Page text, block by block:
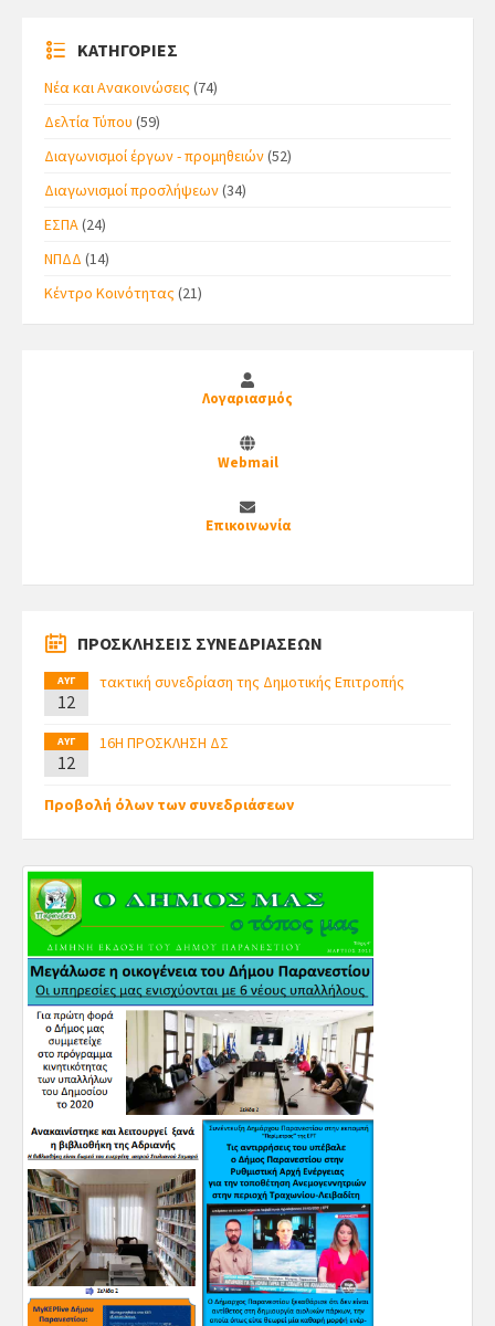
ΚΑΤΗΓΟΡΙΕΣ
Νέα και Ανακοινώσεις(74)
Δελτία Τύπου (59)
Διαγωνισμοί έργων - προμηθειών(52)
Διαγωνισμοί προσλήψεων(34)
ΕΣΠΑ(24)
ΝΠΔΔ (14)
Κέντρο Κοινότητας(21)
Λογαριασμός
Webmail
Επικοινωνία
ΠΡΟΣΚΛΗΣΕΙΣ ΣΥΝΕΔΡΙΑΣΕΩΝ
ΑΥΓ
12
τακτική συνεδρίαση της Δημοτικής Επιτροπής
ΑΥΓ
12
16Η ΠΡΟΣΚΛΗΣΗ ΔΣ
Προβολή όλων των συνεδριάσεων